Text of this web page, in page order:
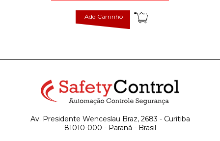
Add Carrinho
Av. Presidente Wenceslau Braz, 2683 - Curitiba
81010-000 - Paraná - Brasil